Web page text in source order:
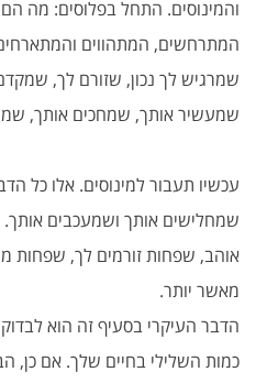
והמינוסים. התחל בפלוסים: מה הם
המתרחשים, המתהווים
שמרגיש לך נכון, שזורם לך,
שמעשיר אותך, שמחכים אותך,
עכשיו תעבור למינוסים. אלו כל
שמחלישים אותך ושמעכבים
אוהב, שפחות זורמים לך, שפחות
מאשר יותר.
הדבר העיקרי בסעיף זה הוא
כמות השלילי בחיים שלך. אם כן,